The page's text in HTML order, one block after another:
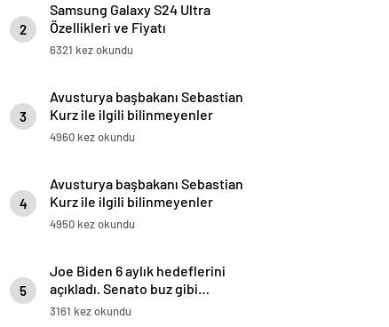
2
Samsung Galaxy S24 Ultra
Özellikleri ve Fiyatı
6321 kez okundu
3
Avusturya başbakanı Sebastian
Kurz ile ilgili bilinmeyenler
4960 kez okundu
4
Avusturya başbakanı Sebastian
Kurz ile ilgili bilinmeyenler
4950 kez okundu
5
Joe Biden 6 aylık hedeflerini
açıkladı. Senato buz gibi…
3161 kez okundu